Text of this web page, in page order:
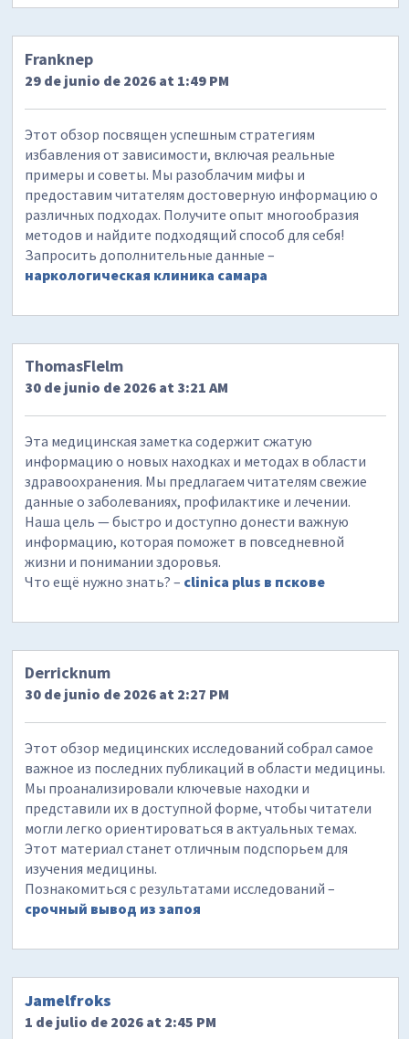
Franknep
29 de junio de 2026 at 1:49 PM
Этот обзор посвящен успешным стратегиям
избавления от зависимости, включая реальные
примеры и советы. Мы разоблачим мифы и
предоставим читателям достоверную информацию о
различных подходах. Получите опыт многообразия
методов и найдите подходящий способ для себя!
Запросить дополнительные данные –
наркологическая клиника самара
ThomasFlelm
30 de junio de 2026 at 3:21 AM
Эта медицинская заметка содержит сжатую
информацию о новых находках и методах в области
здравоохранения. Мы предлагаем читателям свежие
данные о заболеваниях, профилактике и лечении.
Наша цель — быстро и доступно донести важную
информацию, которая поможет в повседневной
жизни и понимании здоровья.
Что ещё нужно знать? – clinica plus в пскове
Derricknum
30 de junio de 2026 at 2:27 PM
Этот обзор медицинских исследований собрал самое
важное из последних публикаций в области медицины.
Мы проанализировали ключевые находки и
представили их в доступной форме, чтобы читатели
могли легко ориентироваться в актуальных темах.
Этот материал станет отличным подспорьем для
изучения медицины.
Познакомиться с результатами исследований –
срочный вывод из запоя
Jamelfroks
1 de julio de 2026 at 2:45 PM